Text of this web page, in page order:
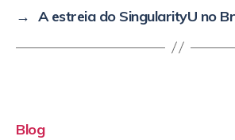
→ A estreia do SingularityU no
Blog